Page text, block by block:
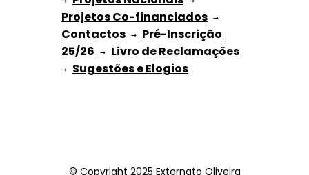
Projetos Co-financiados
Contactos → Pré-Inscrição
25/26 → Livro de Reclamações
→ Sugestões e Elogios
© Copyright 2025 Externato Oliveira